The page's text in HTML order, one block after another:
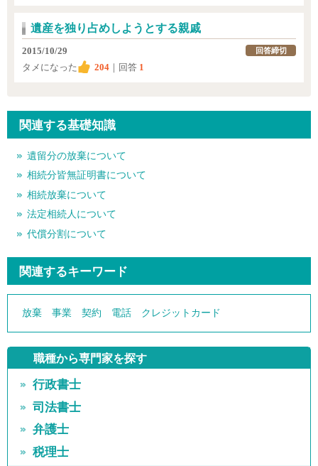
遺産を独り占めしようとする親戚
2015/10/29
タメになった
204 ｜回答 1
回答締切
関連する基礎知識
遺留分の放棄について
相続分皆無証明書について
相続放棄について
法定相続人について
代償分割について
関連するキーワード
放棄 事業 契約 電話 クレジットカード
職種から専門家を探す
行政書士
司法書士
弁護士
税理士